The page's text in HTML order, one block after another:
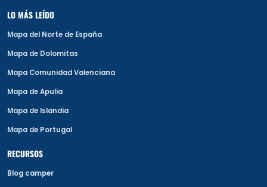
LO MÁS LEÍDO
Mapa del Norte de España
Mapa de Dolomitas
Mapa Comunidad Valenciana
Mapa de Apulia
Mapa de Islandia
Mapa de Portugal
RECURSOS
Blog camper